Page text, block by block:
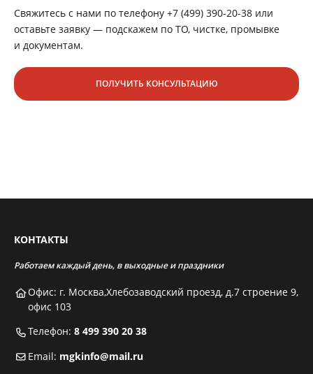
Свяжитесь с нами по телефону +7 (499) 390-20-38 или
оставьте заявку — подскажем по ТО, чистке, промывке
и документам.
ПОЛУЧИТЬ КОНСУЛЬТАЦИЮ
КОНТАКТЫ
Работаем каждый день, в выходные и праздники
Офис: г. Москва,Хлебозаводский проезд, д.7 строение 9,
офис 103
Телефон: 8 499 390 20 38
Email: mgkinfo@mail.ru